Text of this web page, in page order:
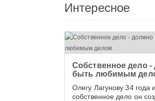
Интересное
Собственное дело -
быть любимым
Олегу Лагунову 34 года и
собственное дело он